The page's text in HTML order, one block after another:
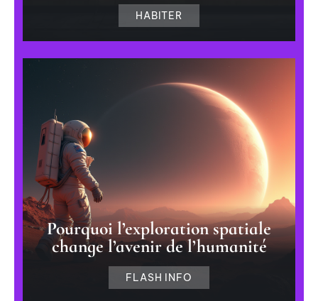
HABITER
Pourquoi l’exploration spatiale
change l’avenir de l’humanité
FLASH INFO